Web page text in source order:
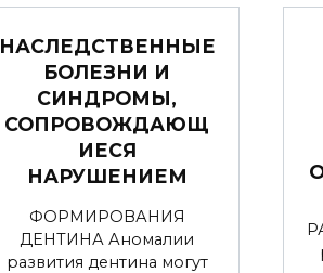
НАСЛЕДСТВЕННЫЕ
БОЛЕЗНИ И
СИНДРОМЫ,
СОПРОВОЖДАЮЩ
ИЕСЯ
НАРУШЕНИЕМ
ФОРМИРОВАНИЯ
ДЕНТИНА Аномалии
развития дентина могут